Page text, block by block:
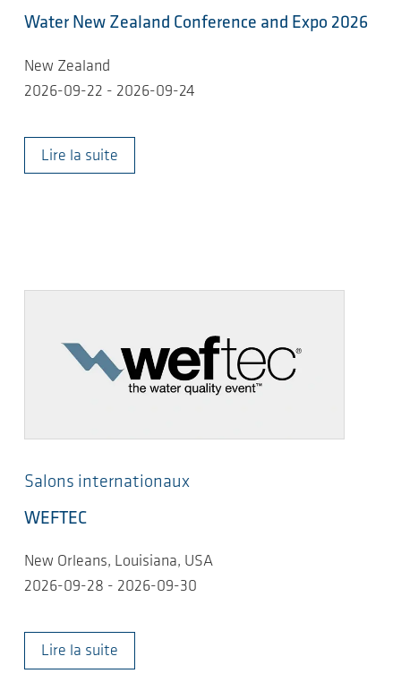
Water New Zealand Conference and Expo 2026
New Zealand
2026-09-22 - 2026-09-24
Lire la suite
Salons internationaux
WEFTEC
New Orleans, Louisiana, USA
2026-09-28 - 2026-09-30
Lire la suite